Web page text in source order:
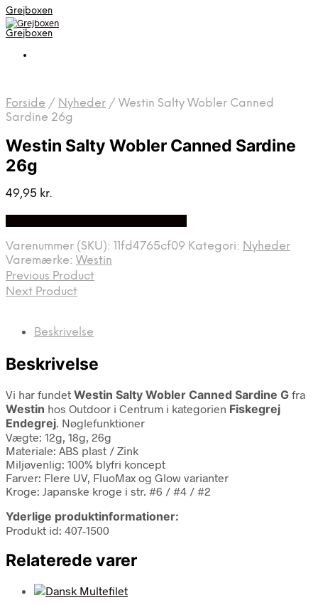
Grejboxen
Grejboxen
Forside / Nyheder / Westin Salty Wobler Canned
Sardine 26g
Westin Salty Wobler Canned Sardine
26g
49,95 kr.
Varenummer (SKU): 11fd4765cf09 Kategori: Nyheder
Varemærke: Westin
Previous Product
Next Product
Beskrivelse
Beskrivelse
Vi har fundet Westin Salty Wobler Canned Sardine G fra
Westin hos Outdoor i Centrum i kategorien Fiskegrej
Endegrej. Nøglefunktioner
Vægte: 12g, 18g, 26g
Materiale: ABS plast / Zink
Miljøvenlig: 100% blyfri koncept
Farver: Flere UV, FluoMax og Glow varianter
Kroge: Japanske kroge i str. #6 / #4 / #2
Yderlige produktinformationer:
Produkt id: 407-1500
Relaterede varer